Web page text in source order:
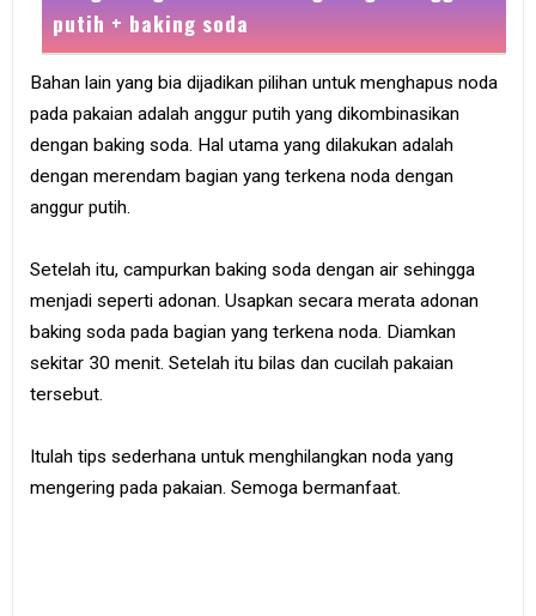
putih + baking soda
Bahan lain yang bia dijadikan pilihan untuk menghapus noda
pada pakaian adalah anggur putih yang dikombinasikan
dengan baking soda. Hal utama yang dilakukan adalah
dengan merendam bagian yang terkena noda dengan
anggur putih.
Setelah itu, campurkan baking soda dengan air sehingga
menjadi seperti adonan. Usapkan secara merata adonan
baking soda pada bagian yang terkena noda. Diamkan
sekitar 30 menit. Setelah itu bilas dan cucilah pakaian
tersebut.
Itulah tips sederhana untuk menghilangkan noda yang
mengering pada pakaian. Semoga bermanfaat.